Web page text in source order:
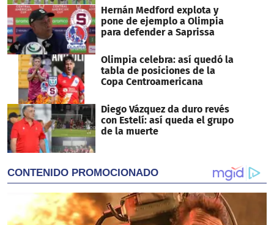
Hernán Medford explota y
pone de ejemplo a Olimpia
para defender a Saprissa
Olimpia celebra: así quedó la
tabla de posiciones de la
Copa Centroamericana
Diego Vázquez da duro revés
con Estelí: así queda el grupo
de la muerte